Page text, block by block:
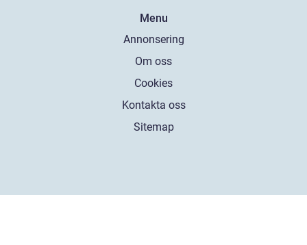
Menu
Annonsering
Om oss
Cookies
Kontakta oss
Sitemap